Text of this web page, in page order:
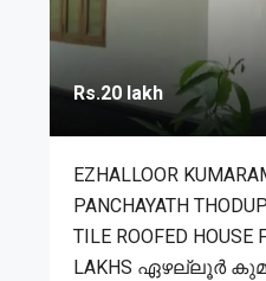
Rs.20 lakh
EZHALLOOR
PANCHAYATH
TILE ROOFED HOUSE
LAKHS ഏഴല്ലൂർ